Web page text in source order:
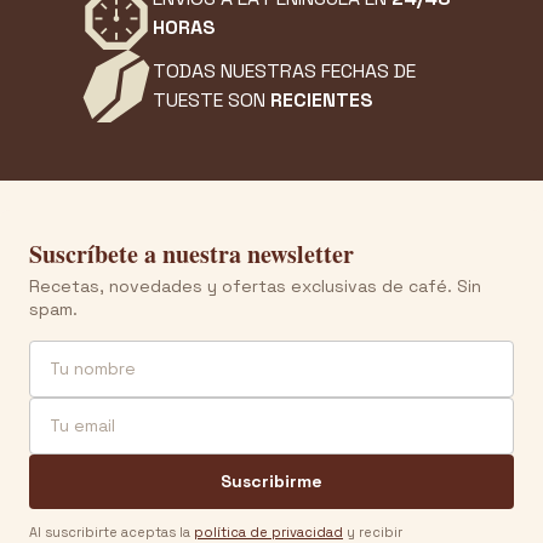
HORAS
TODAS NUESTRAS FECHAS DE
TUESTE SON RECIENTES
Suscríbete a nuestra newsletter
Recetas, novedades y ofertas exclusivas de café. Sin
spam.
Nombre
Email
Suscribirme
Al suscribirte aceptas la política de privacidad y recibir